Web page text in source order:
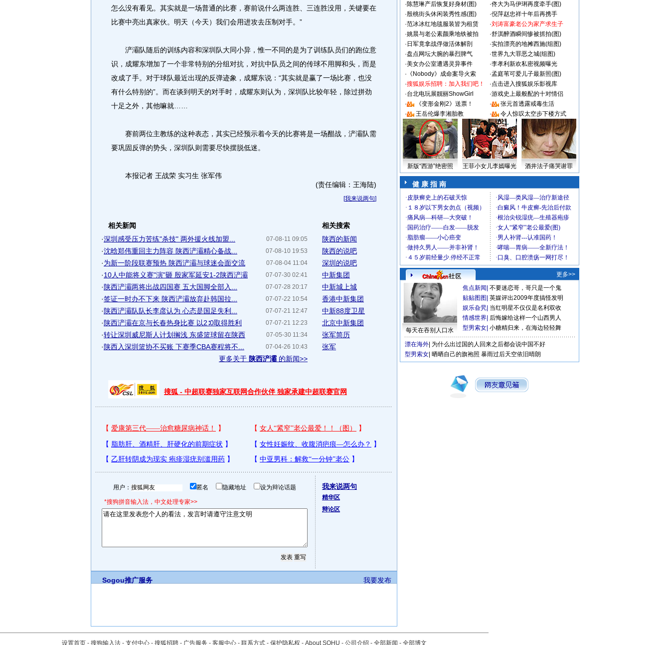
怎么没有看见。其实就是一场普通的比赛，赛前说什么两连胜、三连胜没用，关键要在
比赛中亮出真家伙。明天（今天）我们会用进攻去压制对手。”
浐灞队随后的训练内容和深圳队大同小异，惟一不同的是为了训练队员们的跑位意
识，成耀东增加了一个非常特别的分组对抗，对抗中队员之间的传球不用脚和头，而是
改成了手。对于球队最近出现的反弹迹象，成耀东说：“其实就是赢了一场比赛，也没
有什么特别的”。而在谈到明天的对手时，成耀东则认为，深圳队比较年轻，除过拼劲
十足之外，其他嘛就……
赛前两位主教练的这种表态，其实已经预示着今天的比赛将是一场酣战，浐灞队需
要巩固反弹的势头，深圳队则需要尽快摆脱低迷。
本报记者 王战荣 实习生 张军伟
(责任编辑：王海陆)
[我来说两句]
相关新闻
07-08-11 09:05
·深圳感受压力苦练"杀技" 两外援火线加盟...
07-08-10 19:53
·沈晗郑伟重回主力阵容 陕西浐灞精心备战...
07-08-04 11:04
·为新一阶段联赛预热 陕西浐灞与球迷会面交流
07-07-30 02:41
·10人中能将义赛"演"砸 殷家军延安1-2陕西浐灞
07-07-28 20:17
· 陕西浐灞两将出战四国赛 五大国脚全部入...
07-07-22 10:54
·签证一时办不下来 陕西浐灞放弃赴韩国拉...
07-07-21 12:47
· 陕西浐灞队队长李彦认为 心态是国足失利...
07-07-21 12:23
· 陕西浐灞在京与长春热身比赛 以2∶0取得胜利
07-05-30 11:34
·转让深圳威尼斯人计划搁浅 东盛篮球留在陕西
07-04-26 10:43
· 陕西入深圳篮协不买账 下赛季CBA赛程将不...
更多关于 陕西浐灞 的新闻>>
相关搜索
陕西的新闻
陕西的说吧
深圳的说吧
中新集团
中新城上城
香港中新集团
中新88度卫星
北京中新集团
张军简历
张军
搜狐 - 中超联赛独家互联网合作伙伴 独家承建中超联赛官网
用户： 匿名 隐藏地址 设为辩论话题
*搜狗拼音输入法，中文处理专家>>
我来说两句
精华区
辩论区
我要发布
Sogou推广服务
·陈慧琳产后恢复好身材(图) ·佟大为马伊琍再度牵手(图)
·殷桃街头休闲装秀性感(图) ·倪萍赵忠祥十年后再携手
·范冰冰红地毯服装皆为租赁 ·刘涛富豪老公为家产求生子
·姚晨与老公素颜乘地铁被拍 ·舒淇醉酒瞬间惨被抓拍(图)
· 日军竟拿战俘做活体解剖 ·实拍漂亮的地摊西施(组图)
·盘点网坛大腕的暴烈脾气 ·世界九大罪恶之城(组图)
·美女办公室遭遇灵异事件 ·李孝利新欢私密视频曝光
· 《Nobody》成命案导火索 ·孟庭苇可爱儿子最新照(图)
·搜狐娱乐招聘：加入我们吧！ ·点击进入搜狐娱乐影视库
·台北电玩展靓丽ShowGirl ·游戏史上最般配的十对情侣
·
《变形金刚2》送票！ ·
张元首透露戒毒生活
·
王岳伦爆李湘胎教 · 令人惊叹太空步下楼方式
新版“西游”绝密照 王菲小女儿李嫣曝光 酒井法子痛哭谢罪
健 康 指 南
更多>>
每天在吞别人口水
焦点新闻 不要迷恋哥，哥只是一个鬼
贴贴图图 英媒评出2009年度搞怪发明
娱乐旮旯 当红明星不仅仅是名利双收
情感世界 后悔嫁给这样一个山西男人
型男索女 小糖精归来，在海边轻轻舞
漂在海外 为什么出过国的人回来之后都会说中国不好
型男索女 晒晒自己的旗袍照 暴雨过后天空依旧晴朗
设置首页 - 搜狗输入法 - 支付中心 - 搜狐招聘 - 广告服务 - 客服中心 - 联系方式 - 保护隐私权 - About SOHU - 公司介绍 - 全部新闻 - 全部博文